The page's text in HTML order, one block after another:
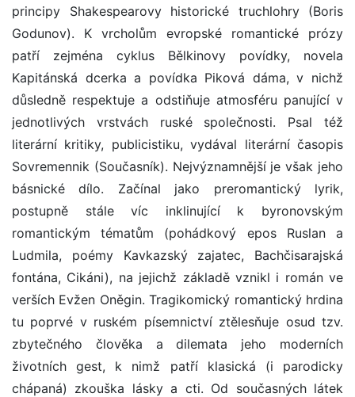
principy Shakespearovy historické truchlohry (Boris
Godunov). K vrcholům evropské romantické prózy
patří zejména cyklus Bělkinovy povídky, novela
Kapitánská dcerka a povídka Piková dáma, v nichž
důsledně respektuje a odstiňuje atmosféru panující v
jednotlivých vrstvách ruské společnosti. Psal též
literární kritiky, publicistiku, vydával literární časopis
Sovremennik (Současník). Nejvýznamnější je však jeho
básnické dílo. Začínal jako preromantický lyrik,
postupně stále víc inklinující k byronovským
romantickým tématům (pohádkový epos Ruslan a
Ludmila, poémy Kavkazský zajatec, Bachčisarajská
fontána, Cikáni), na jejichž základě vznikl i román ve
verších Evžen Oněgin. Tragikomický romantický hrdina
tu poprvé v ruském písemnictví ztělesňuje osud tzv.
zbytečného člověka a dilemata jeho moderních
životních gest, k nimž patří klasická (i parodicky
chápaná) zkouška lásky a cti. Od současných látek